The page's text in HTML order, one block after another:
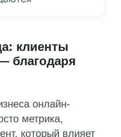
клиенты
благодаря
онлайн-
метрика,
который влияет